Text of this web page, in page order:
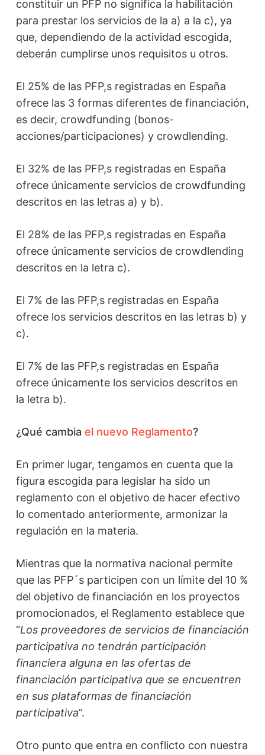
constituir un PFP no significa la habilitación
para prestar los servicios de la a) a la c), ya
que, dependiendo de la actividad escogida,
deberán cumplirse unos requisitos u otros.
El 25% de las PFP,s registradas en España
ofrece las 3 formas diferentes de financiación,
es decir, crowdfunding (bonos-
acciones/participaciones) y crowdlending.
El 32% de las PFP,s registradas en España
ofrece únicamente servicios de crowdfunding
descritos en las letras a) y b).
El 28% de las PFP,s registradas en España
ofrece únicamente servicios de crowdlending
descritos en la letra c).
El 7% de las PFP,s registradas en España
ofrece los servicios descritos en las letras b) y
c).
El 7% de las PFP,s registradas en España
ofrece únicamente los servicios descritos en
la letra b).
¿Qué cambia el nuevo Reglamento?
En primer lugar, tengamos en cuenta que la
figura escogida para legislar ha sido un
reglamento con el objetivo de hacer efectivo
lo comentado anteriormente, armonizar la
regulación en la materia.
Mientras que la normativa nacional permite
que las PFP´s participen con un límite del 10 %
del objetivo de financiación en los proyectos
promocionados, el Reglamento establece que
“Los proveedores de servicios de financiación
participativa no tendrán participación
financiera alguna en las ofertas de
financiación participativa que se encuentren
en sus plataformas de financiación
participativa”.
Otro punto que entra en conflicto con nuestra